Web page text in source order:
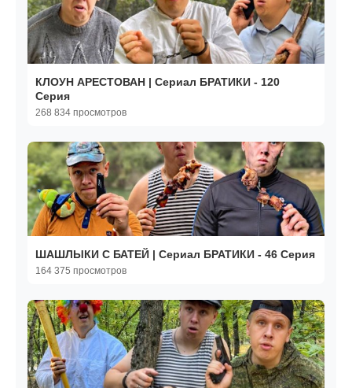
КЛОУН АРЕСТОВАН | Сериал БРАТИКИ - 120
Серия
268 834 просмотров
ШАШЛЫКИ С БАТЕЙ | Сериал БРАТИКИ - 46 Серия
164 375 просмотров